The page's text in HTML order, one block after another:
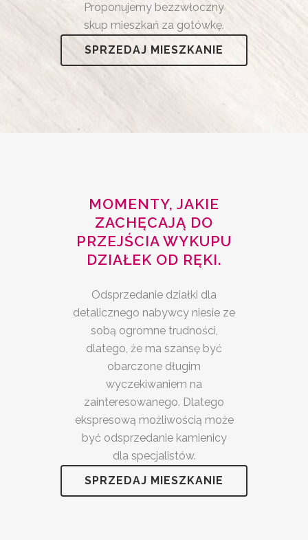
Proponujemy bezzwłoczny
skup mieszkań za gotówkę.
SPRZEDAJ MIESZKANIE
MOMENTY, JAKIE
ZACHĘCAJĄ DO
PRZEJŚCIA WYKUPU
DZIAŁEK OD RĘKI.
Odsprzedanie działki dla
detalicznego nabywcy niesie ze
sobą ogromne trudności,
dlatego, że ma szansę być
obarczone długim
wyczekiwaniem na
zainteresowanego. Dlatego
ekspresową możliwością może
być odsprzedanie kamienicy
dla specjalistów.
SPRZEDAJ MIESZKANIE